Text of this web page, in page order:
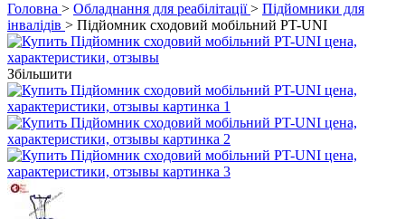
Головна > Обладнання для реабілітації > Підйомники для
інвалідів > Підйомник сходовий мобільний PT-UNI
Збільшити